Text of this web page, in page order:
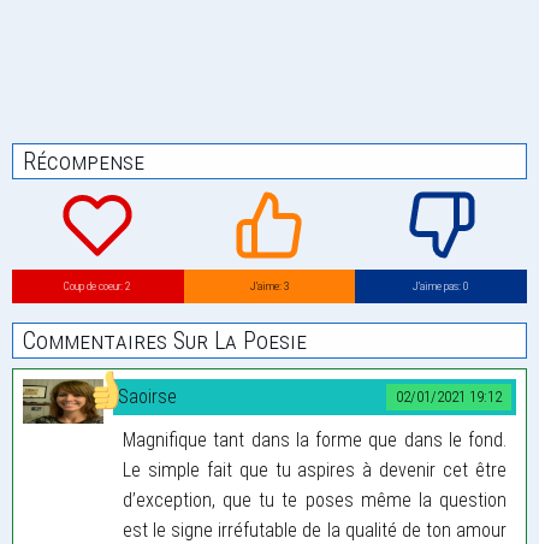
Récompense
Coup de coeur: 2 J’aime: 3 J’aime pas: 0
Commentaires Sur La Poesie
02/01/2021 19:12
Saoirse
Magnifique tant dans la forme que dans le fond.
Le simple fait que tu aspires à devenir cet être
d’exception, que tu te poses même la question
est le signe irréfutable de la qualité de ton amour